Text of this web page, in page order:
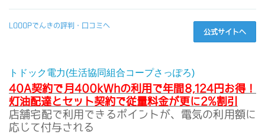
LOOOPでんきの評判・口コミへ
公式サイトへ
トドック電力(生活協同組合コープさっぽろ)
40A契約で月400kWhの利用で年間8,124円お得！
灯油配達とセット契約で従量料金が更に2%割引
店舗宅配で利用できるポイントが、電気の利用額に
応じて付与される